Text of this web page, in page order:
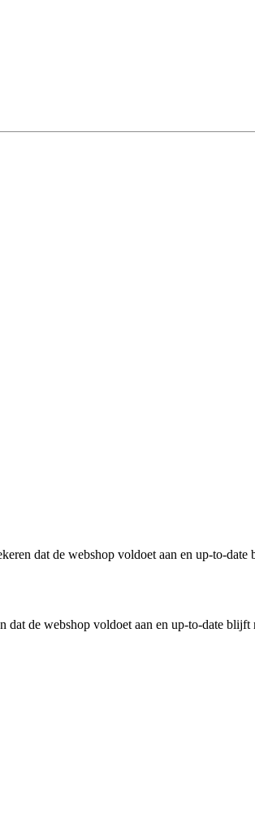
dat de webshop voldoet aan en up-to-
dat de webshop voldoet aan en up-to-date